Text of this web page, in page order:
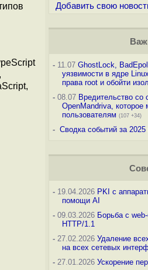
Добавить свою
-11.07 GhostLock,
уязвимости в ядре
права root и обойти
-08.07 Вредительство со
OpenMandriva, которое
пользователям (107 +34)
- Сводка событий за 2025
-19.04.2026 PKI с
помощи AI
-09.03.2026 Борьба с
HTTP/1.1
-27.02.2026 Удаление
на всех сетевых
-27.01.2026 Ускорение